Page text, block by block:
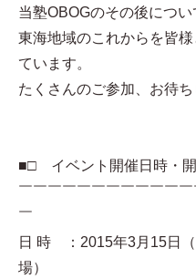
当塾OBOGのその後につい
東海地域のこれからを皆
ています。
たくさんのご参加、お待ち
■□ イベント開催日時・
￣￣￣￣￣￣￣￣￣￣￣
￣
日 時 ：2015年3月15日
場）